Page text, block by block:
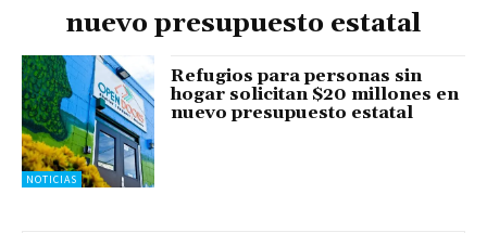
nuevo presupuesto estatal
NOTICIAS
Refugios para personas sin
hogar solicitan $20 millones en
nuevo presupuesto estatal